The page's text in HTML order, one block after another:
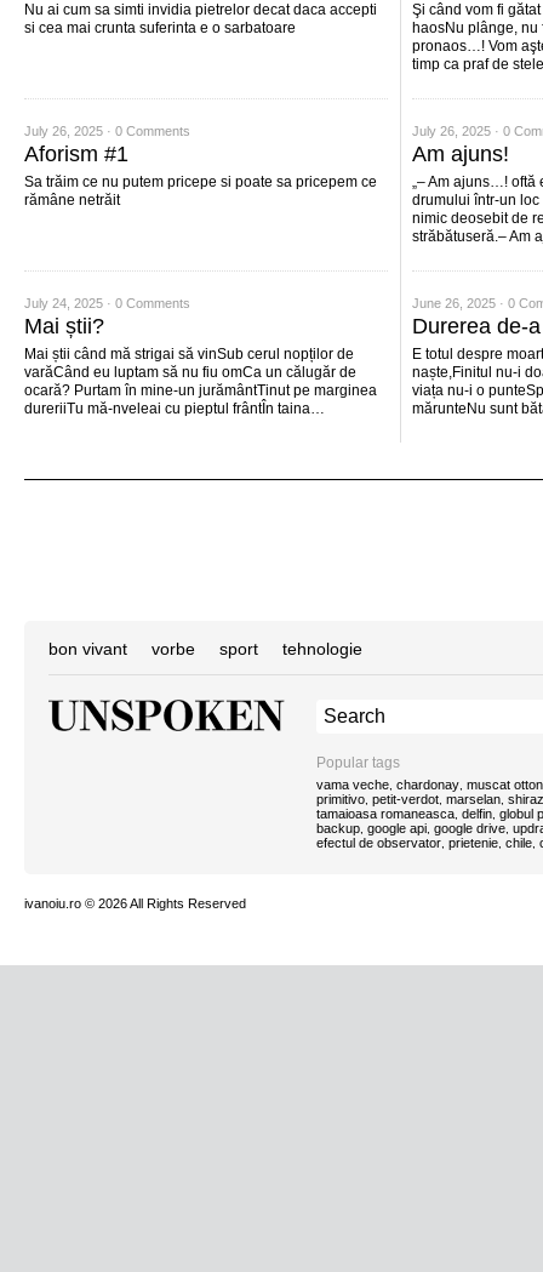
Nu ai cum sa simti invidia pietrelor decat daca accepti
si cea mai crunta suferinta e o sarbatoare
Şi când vom fi
haosNu plânge,
pronaos…! Vom
timp ca praf de
July 26, 2025 · 0 Comments
Aforism #1
Sa trăim ce nu putem pricepe si poate sa pricepem ce
rămâne netrăit
July 26, 2025 · 0
Am ajuns!
„– Am ajuns…! oftă
drumului într-un
nimic deosebit de
străbătuseră.– Am
July 24, 2025 · 0 Comments
Mai știi?
Mai știi când mă strigai să vinSub cerul nopților de
varăCând eu luptam să nu fiu omCa un călugăr de
ocară? Purtam în mine-un jurământTinut pe marginea
dureriiTu mă-nveleai cu pieptul frântÎn taina…
June 26, 2025 · 0
Durerea de-
E totul despre
naște,Finitul nu-i
viața nu-i o
mărunteNu sunt
bon vivant vorbe sport tehnologie
Popular tags
vama veche chardonay muscat
primitivo petit-verdot marselan shiraz
tamaioasa romaneasca delfin globul
backup google api google drive
efectul de observator prietenie chile
ivanoiu.ro © 2026 All Rights Reserved